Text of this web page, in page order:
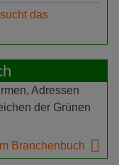
das
Adressen
der Grünen
Branchenbuch